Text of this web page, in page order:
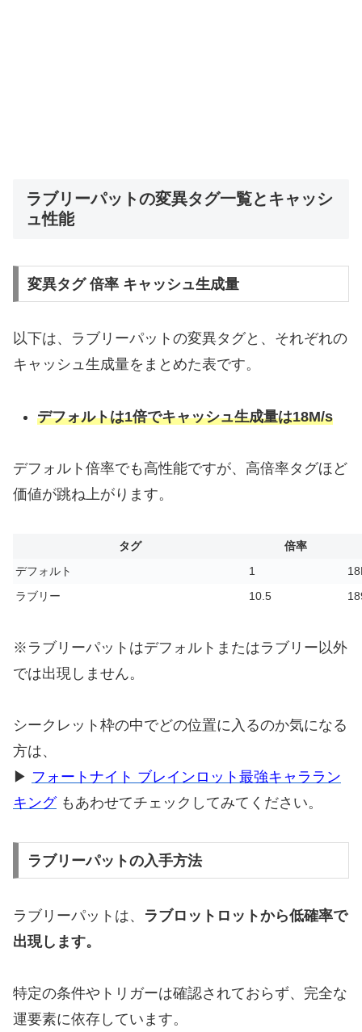
ラブリーパットの変異タグ一覧とキャッシ
ュ性能
変異タグ 倍率 キャッシュ生成量
以下は、ラブリーパットの変異タグと、それぞれの
キャッシュ生成量をまとめた表です。
デフォルトは1倍でキャッシュ生成量は18M/s
デフォルト倍率でも高性能ですが、高倍率タグほど
価値が跳ね上がります。
タグ
倍率
デフォルト
1
ラブリー
10.5
※ラブリーパットはデフォルトまたはラブリー以外
では出現しません。
シークレット枠の中でどの位置に入るのか気になる
方は、
▶ フォートナイト ブレインロット最強キャララン
キングもあわせてチェックしてみてください。
ラブリーパットの入手方法
ラブリーパットは、 ラブロットロットから低確率で
出現します。
特定の条件やトリガーは確認されておらず、完全な
運要素に依存しています。